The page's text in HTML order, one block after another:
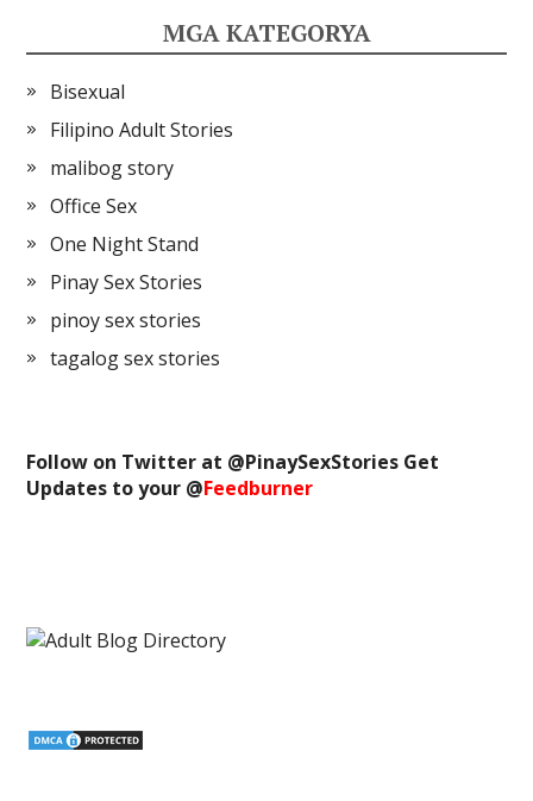
MGA KATEGORYA
Bisexual
Filipino Adult Stories
malibog story
Office Sex
One Night Stand
Pinay Sex Stories
pinoy sex stories
tagalog sex stories
Follow on Twitter at @PinaySexStories Get
Updates to your @Feedburner